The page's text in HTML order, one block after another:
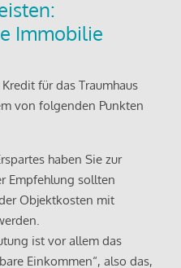
Immobilie
für das Traumhaus
von folgenden Punkten
haben Sie zur
Empfehlung sollten
Objektkosten mit
ist vor allem das
Einkommen“, also das,